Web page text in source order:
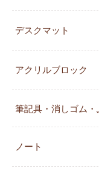
デスクマット
アクリルブロック
筆記具・消しゴム
ノート